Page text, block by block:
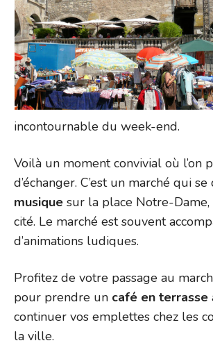
incontournable du week-end.
Voilà un moment convivial où l’on
d’échanger. C’est un marché qui
musique sur la place Notre-
cité. Le marché est souvent
d’animations ludiques.
Profitez de votre passage au
pour prendre un café en terrasse
continuer vos emplettes chez les
la ville.